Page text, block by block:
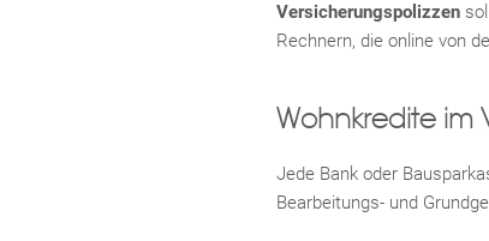
Versicherungspolizzen
Rechnern, die online von
Wohnkredite im
Jede Bank oder
Bearbeitungs- und